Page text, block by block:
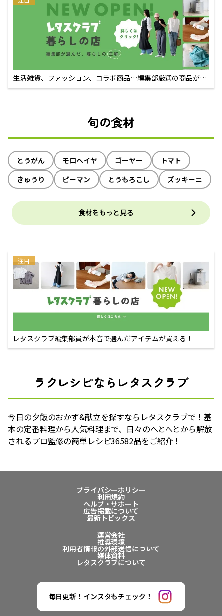
生活雑貨、ファッション、コラボ商品…編集部厳選の商品が買
えるECサイト
旬の食材
とうがん モロヘイヤ ゴーヤー
トマト
きゅうり
ピーマン とうもろこし ズッキーニ
食材をもっと見る
注目
レタスクラブ編集部員が本音で選んだアイテムが買える！
ラクレシピならレタスクラブ
今日の夕飯のおかず&献立を探すならレタスクラブで！基
本の定番料理から人気料理まで、日々のへとへとから解放
されるプロ監修の簡単レシピ36582品をご紹介！
プライバシーポリシー
利用規約
ヘルプ・サポート
広告掲載について
最新トピックス
運営会社
推奨環境
利用者情報の外部送信について
媒体資料
レタスクラブについて
毎日更新！インスタもチェック！